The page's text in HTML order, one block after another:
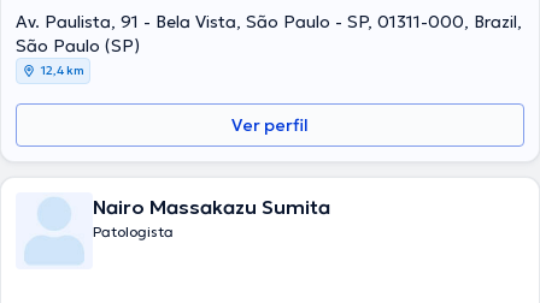
Av. Paulista, 91 - Bela Vista, São Paulo - SP, 01311-000, Brazil,
São Paulo (SP)
12,4 km
Ver perfil
Nairo Massakazu Sumita
Patologista